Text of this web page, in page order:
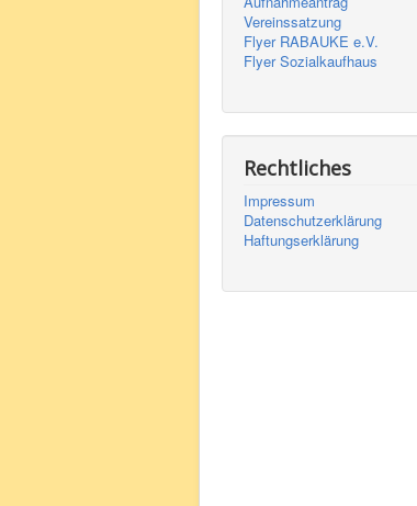
Vereinssatzung
Flyer RABAUKE e.V.
Flyer Sozialkaufhaus
Rechtliches
Impressum
Datenschutzerklärung
Haftungserklärung